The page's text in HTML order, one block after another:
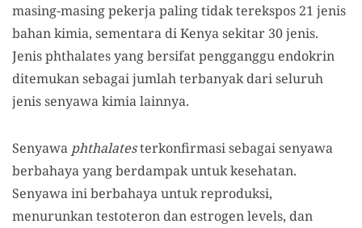
masing-masing pekerja paling tidak terekspos 21 jenis
bahan kimia, sementara di Kenya sekitar 30 jenis.
Jenis phthalates yang bersifat pengganggu endokrin
ditemukan sebagai jumlah terbanyak dari seluruh
jenis senyawa kimia lainnya.
Senyawa phthalatesterkonfirmasi sebagai senyawa
berbahaya yang berdampak untuk kesehatan.
Senyawa ini berbahaya untuk reproduksi,
menurunkan testoteron dan estrogen levels, dan